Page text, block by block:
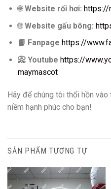
🌐Website rối hơi: https://
🌐Website gấu bông:
📘 Fanpage https://
📀 Youtube https://
maymascot
Hãy để chúng tôi thổi hồn
niềm hạnh phúc cho bạn!
SẢN PHẨM TƯƠNG TỰ